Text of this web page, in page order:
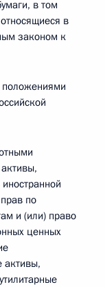
в том
в
законом к
положениями
по
и (или) право
ценных
активы,